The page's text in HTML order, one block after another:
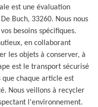
est une évaluation
Buch, 33260. Nous nous
besoins spécifiques.
en collaborant
les objets à conserver, à
est le transport sécurisé
que chaque article est
Nous veillons à recycler
l'environnement.